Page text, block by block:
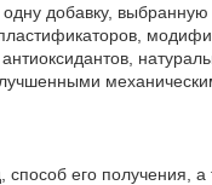
добавку, выбранную
его получения, а